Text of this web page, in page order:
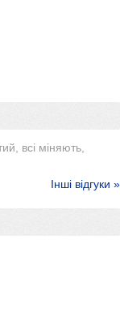
всі міняють,
Інші відгуки »